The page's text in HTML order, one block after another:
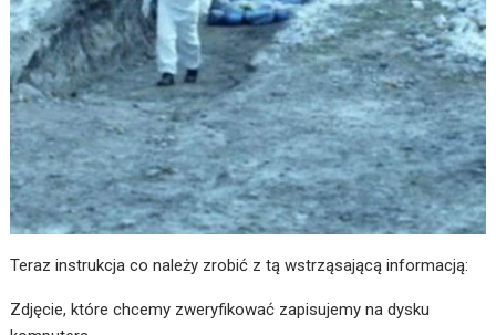
Teraz instrukcja co należy zrobić z tą wstrząsającą informacją:
Zdjęcie, które chcemy zweryfikować zapisujemy na dysku